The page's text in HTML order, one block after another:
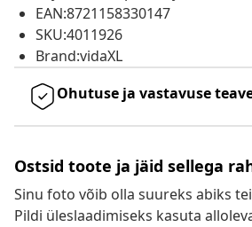
EAN:8721158330147
SKU:4011926
Brand:vidaXL
Ohutuse ja vastavuse
Ostsid toote ja jäid sellega
Sinu foto võib olla suureks abiks
Pildi üleslaadimiseks kasuta